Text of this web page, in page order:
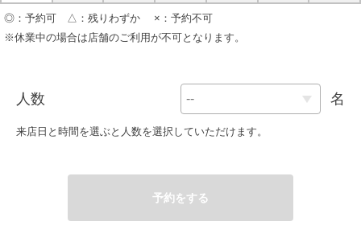
◎：予約可 △：残りわずか ×：予約不可
※休業中の場合は店舗のご利用が不可となります。
人数 名
来店日と時間を選ぶと人数を選択していただけます。
予約をする